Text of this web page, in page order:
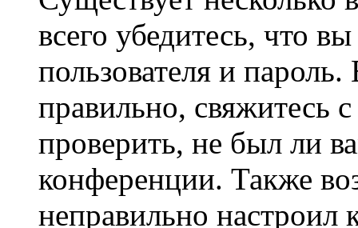
всего убедитесь, что
пользователя и
правильно, свяжитесь
проверить, не был ли
конференции. Также
неправильно